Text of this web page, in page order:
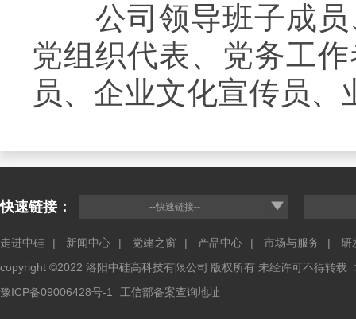
公司领导班子成员
党组织代表、党务工
员、企业文化宣传员
快速链接： --快速链接--
走进中硅 | 新闻中心 | 党建之窗 | 产品中心 | 市场与服务 |
研
copyright ©2022 洛阳中硅高科技有限公司 版权所有 未经许可不得转载
豫ICP备09006428号-1
工信部备案查询地址